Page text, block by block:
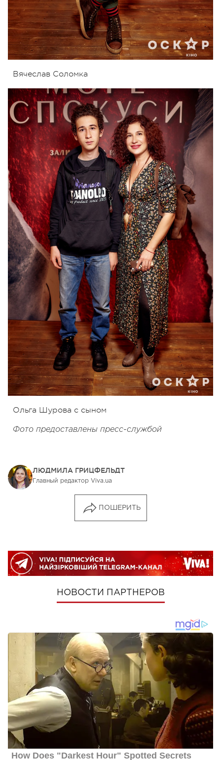
Вячеслав Соломка
Ольга Шурова с сыном
Фото предоставлены пресс-службой
ЛЮДМИЛА ГРИЦФЕЛЬДТ
Главный редактор Viva.ua
ПОШЕРИТЬ
НОВОСТИ ПАРТНЕРОВ